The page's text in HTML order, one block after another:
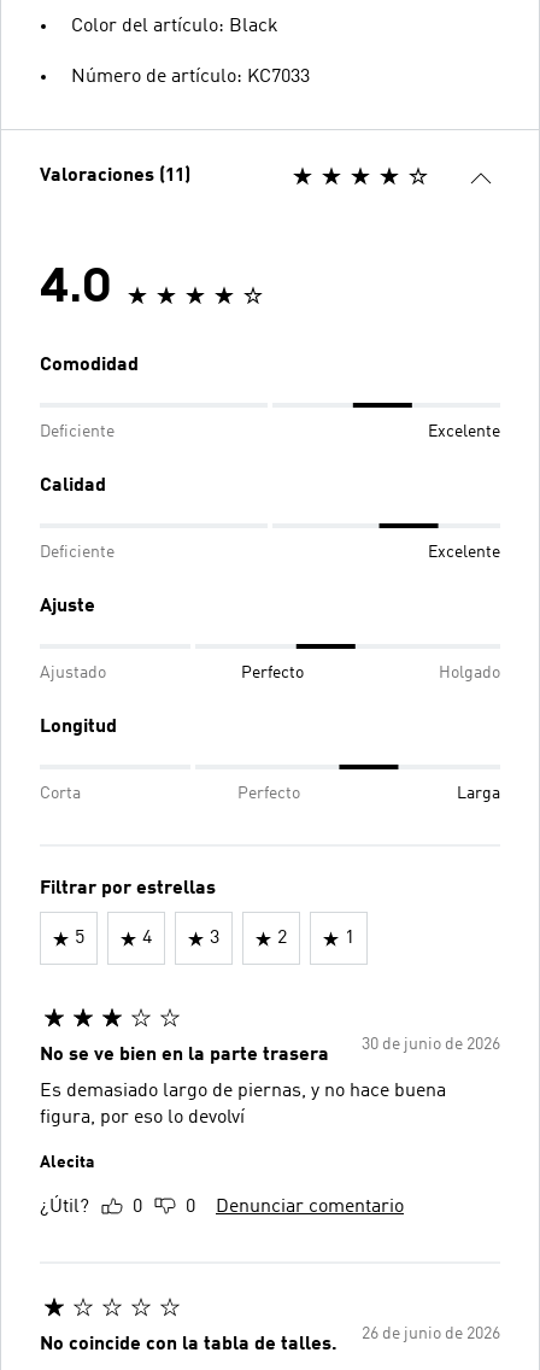
Color del artículo: Black
Número de artículo: KC7033
Valoraciones (11)
4.0
Comodidad
Deficiente Excelente
Calidad
Deficiente Excelente
Ajuste
Ajustado Perfecto Holgado
Longitud
Corta Perfecto Larga
Filtrar por estrellas
5 4 3 2 1
30 de junio de 2026
No se ve bien en la parte trasera
Es demasiado largo de piernas, y no hace buena
figura, por eso lo devolví
Alecita
¿Útil? 0 0 Denunciar comentario
26 de junio de 2026
No coincide con la tabla de talles.